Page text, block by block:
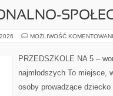
MOŻLIWOŚĆ
PRZEDSZKOLE NA 5 –
najmłodszych To miejsce,
osoby prowadzące